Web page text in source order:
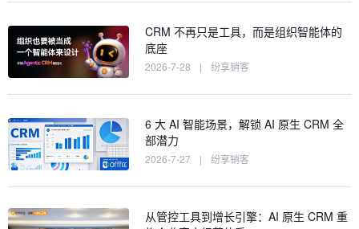
CRM 不再只是工具，而是组织智能体的
底座
2026-7-28 | 纷享销客
6 大 AI 智能场景，解锁 AI 原生 CRM 全
部潜力
2026-7-27 | 纷享销客
从管控工具到增长引擎：AI 原生 CRM 重